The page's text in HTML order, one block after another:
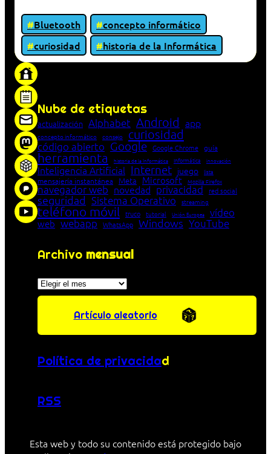
Bluetooth
concepto informático
curiosidad
historia de la Informática
Nube de etiquetas
actualización Alphabet Android app
concepto informático consejo curiosidad
código abierto Google Google Chrome guía
herramienta historia de la Informática Informática innovación
Inteligencia Artificial Internet juego lista
mensajería instantánea Meta Microsoft Mozilla Firefox
navegador web novedad privacidad red social
seguridad Sistema Operativo streaming
teléfono móvil truco tutorial Unión Europea vídeo
web webapp WhatsApp Windows YouTube
Archivo mensual
Archivos
Artículo aleatorio
Política de privacidad
RSS
Esta web y todo su contenido está protegido bajo